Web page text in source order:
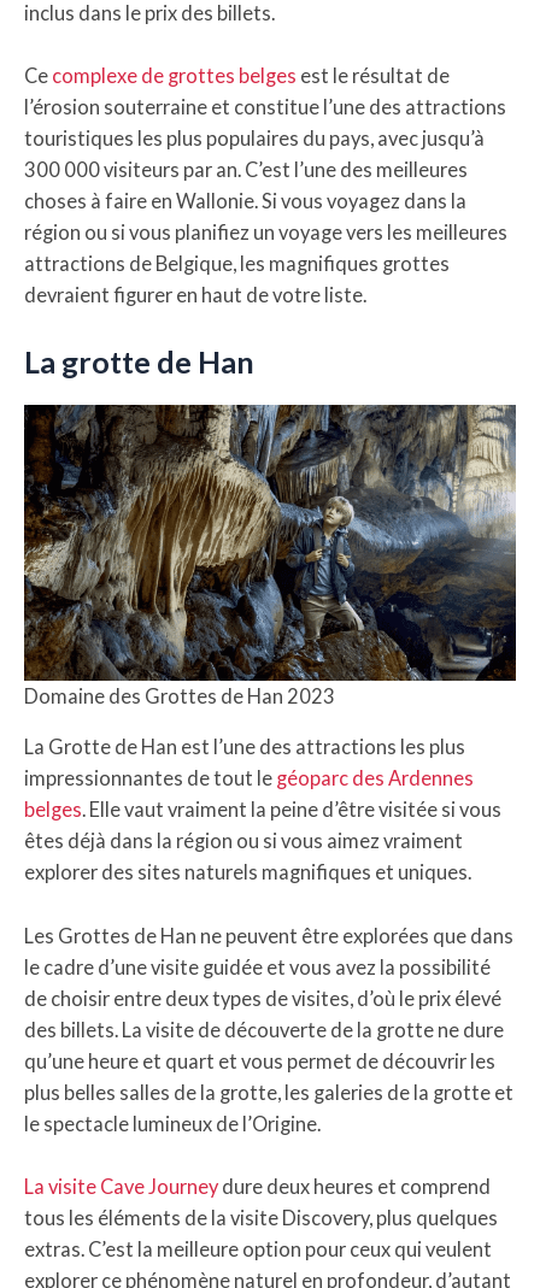
inclus dans le prix des billets.
Ce complexe de grottes belges est le résultat de
l’érosion souterraine et constitue l’une des attractions
touristiques les plus populaires du pays, avec jusqu’à
300 000 visiteurs par an. C’est l’une des meilleures
choses à faire en Wallonie. Si vous voyagez dans la
région ou si vous planifiez un voyage vers les meilleures
attractions de Belgique, les magnifiques grottes
devraient figurer en haut de votre liste.
La grotte de Han
Domaine des Grottes de Han 2023
La Grotte de Han est l’une des attractions les plus
impressionnantes de tout le géoparc des Ardennes
belges. Elle vaut vraiment la peine d’être visitée si vous
êtes déjà dans la région ou si vous aimez vraiment
explorer des sites naturels magnifiques et uniques.
Les Grottes de Han ne peuvent être explorées que dans
le cadre d’une visite guidée et vous avez la possibilité
de choisir entre deux types de visites, d’où le prix élevé
des billets. La visite de découverte de la grotte ne dure
qu’une heure et quart et vous permet de découvrir les
plus belles salles de la grotte, les galeries de la grotte et
le spectacle lumineux de l’Origine.
La visite Cave Journey dure deux heures et comprend
tous les éléments de la visite Discovery, plus quelques
extras. C’est la meilleure option pour ceux qui veulent
explorer ce phénomène naturel en profondeur, d’autant